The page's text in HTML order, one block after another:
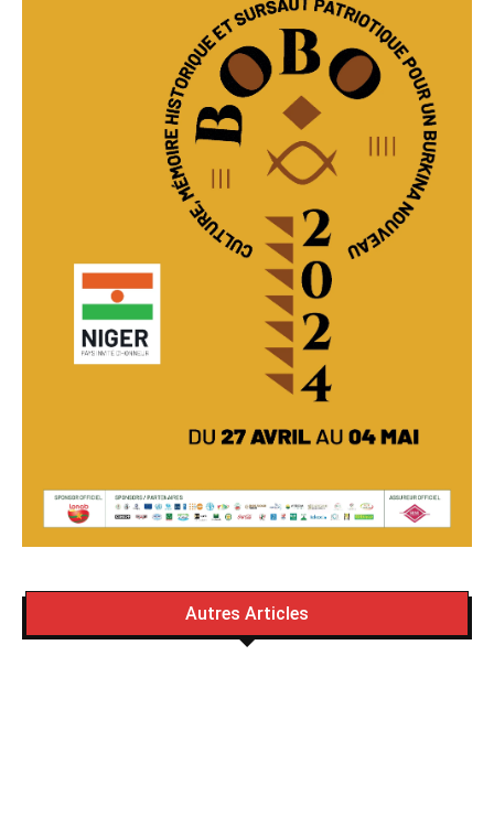
Autres Articles